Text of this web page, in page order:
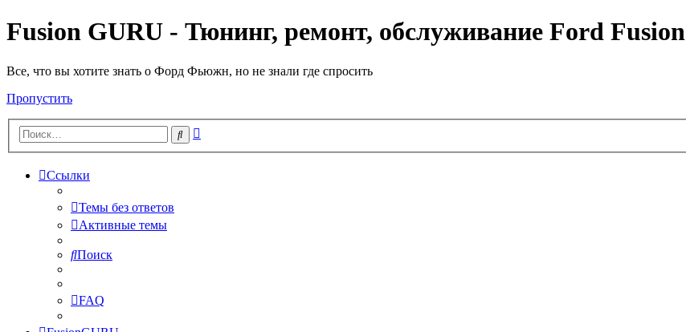
Fusion GURU - Тюнинг, ремонт, обслуживание Ford Fusion
Все, что вы хотите знать о Форд Фьюжн, но не знали где спросить
Пропустить
Поиск
Ссылки
Темы без ответов
Активные темы
Поиск
FAQ